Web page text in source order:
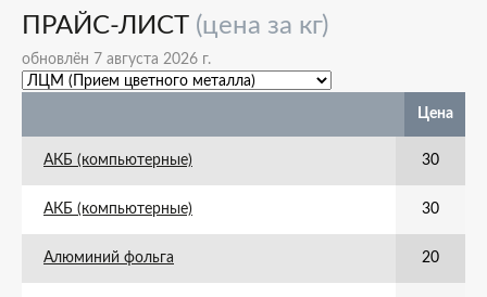
ПРАЙС-ЛИСТ (цена за кг)
обновлён 7 августа 2026 г.
Цена
АКБ (компьютерные) 30
АКБ (компьютерные) 30
Алюминий фольга 20